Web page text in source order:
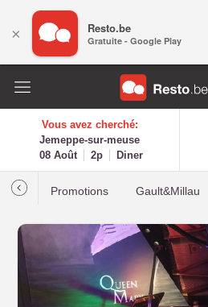
Vous avez cherché:
Jemeppe-sur-meuse
08 Août
2p Diner
Promotions Gault&Millau
× Resto.be
Gratuite - Google Play